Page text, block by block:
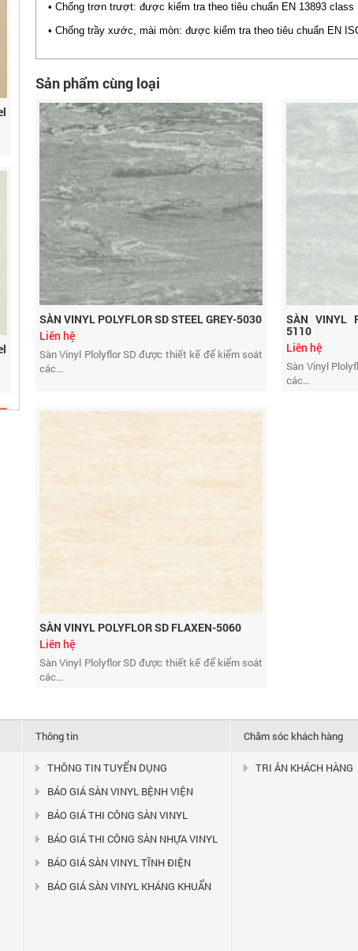
• Chống trơn trượt: được kiểm tra theo tiêu chuẩn EN 13893 class
• Chống trầy xước, mài mòn: được kiểm tra theo tiêu chuẩn EN
Sản phẩm cùng loại
SÀN VINYL POLYFLOR SD STEEL GREY-5030
Liên hệ
Sàn Vinyl Plolyflor SD được thiết kế để kiểm soát
các...
SÀN VINYL
5110
Liên hệ
Sàn Vinyl
các...
SÀN VINYL POLYFLOR SD FLAXEN-5060
Liên hệ
Sàn Vinyl Plolyflor SD được thiết kế để kiểm soát
các...
Thông tin Chăm sóc khách hàng
THÔNG TIN TUYỂN DỤNG
BÁO GIÁ SÀN VINYL BỆNH VIỆN
BÁO GIÁ THI CÔNG SÀN VINYL
BÁO GIÁ THI CÔNG SÀN NHỰA VINYL
BÁO GIÁ SÀN VINYL TĨNH ĐIỆN
BÁO GIÁ SÀN VINYL KHÁNG KHUẨN
TRI ÂN KHÁCH HÀNG